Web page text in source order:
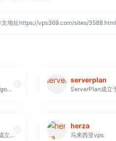
文地址https://vps369.com/sites/
ZgoCloud，此前叫做Zgovps
serverplan
WebHostingPad.com 成立于 2005 年，由一支非常成功且经验丰富的行业资深人士组成，致力于提供最有价值的网络托管服务。随着对经济实惠的托管服务的需求不断增长，该公司着手以每个人都能负担得起的价格提供最好的网络托管服务，让他们拥有自己的万维网空间。Webhostingpad.com 始终致力于提供最有价值的互联网托管服务，通过提供安全、可靠和高效的流程来创建互联网形象，所有这些都采用以价值为导向的价格结
herza
马来西亚vps